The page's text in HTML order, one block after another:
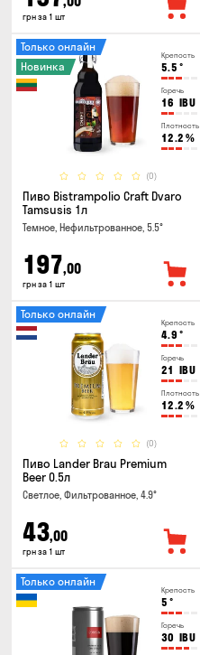
грн за 1 шт
Крепость
5.5 °
Горечь
16 IBU
Плотность
12.2 %
(0)
Только онлайн
Новинка
Пиво Bistrampolio Craft Dvaro
Tamsusis 1л
Темное, Нефильтрованное, 5.5°
197,00
грн за 1 шт
Крепость
4.9 °
Горечь
21 IBU
Плотность
12.2 %
(0)
Только онлайн
Пиво Lander Brau Premium
Beer 0.5л
Светлое, Фильтрованное, 4.9°
43,00
грн за 1 шт
Крепость
5 °
Горечь
30 IBU
Только онлайн